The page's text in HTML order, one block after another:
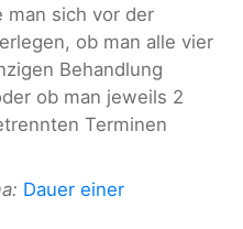
man sich vor der
ob man alle vier
Behandlung
ob man jeweils 2
Terminen
Dauer einer